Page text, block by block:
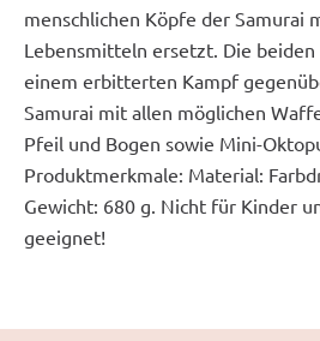
menschlichen Köpfe der Samurai
Lebensmitteln ersetzt. Die beiden
einem erbitterten Kampf
Samurai mit allen möglichen
Pfeil und Bogen sowie Mini-
Produktmerkmale: Material:
Gewicht: 680 g. Nicht für Kinder
geeignet!